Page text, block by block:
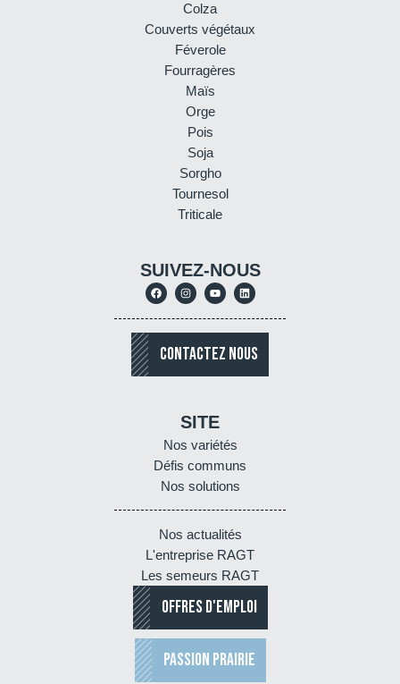
Colza
Couverts végétaux
Féverole
Fourragères
Maïs
Orge
Pois
Soja
Sorgho
Tournesol
Triticale
SUIVEZ-NOUS
CONTACTEZ NOUS
SITE
Nos variétés
Défis communs
Nos solutions
Nos actualités
L'entreprise RAGT
Les semeurs RAGT
OFFRES D'EMPLOI
PASSION PRAIRIE